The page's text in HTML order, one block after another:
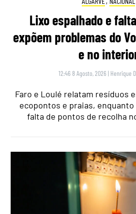
Lixo espalhado e
expõem problemas do
e no
12:46 8 Agosto, 2026 | Henrique
Faro e Loulé relatam resíduos
ecopontos e praias,
falta de pontos de recolha